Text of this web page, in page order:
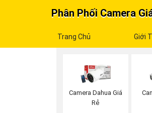
Phân Phối Camera
Trang Chủ Giới
Camera Dahua Giá
Rẻ